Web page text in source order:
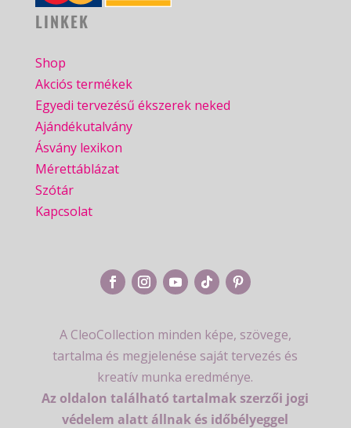
LINKEK
Shop
Akciós termékek
Egyedi tervezésű ékszerek neked
Ajándékutalvány
Ásvány lexikon
Mérettáblázat
Szótár
Kapcsolat
A CleoCollection minden képe, szövege,
tartalma és megjelenése saját tervezés és
kreatív munka eredménye.
Az oldalon található tartalmak szerzői jogi
védelem alatt állnak és időbélyeggel